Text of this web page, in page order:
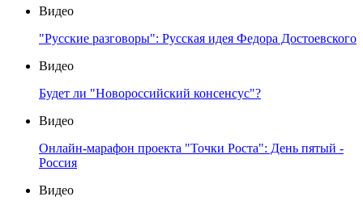
Видео
"Русские разговоры": Русская идея Федора Достоевского
Видео
Будет ли "Новороссийский консенсус"?
Видео
Онлайн-марафон проекта "Точки Роста": День пятый -
Россия
Видео